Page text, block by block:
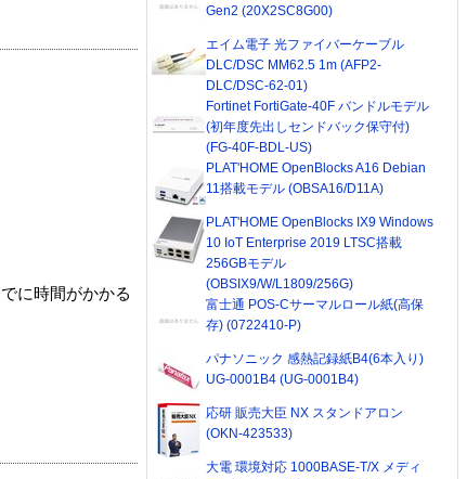
に時間がかかる
Gen2 (20X2SC8G00)
エイム電子 光ファイバーケーブル
DLC/DSC MM62.5 1m (AFP2-
DLC/DSC-62-01)
Fortinet FortiGate-40F バンドルモデル
(初年度先出しセンドバック保守付)
(FG-40F-BDL-US)
PLAT'HOME OpenBlocks A16 Debian
11搭載モデル (OBSA16/D11A)
PLAT'HOME OpenBlocks IX9 Windows
10 IoT Enterprise 2019 LTSC搭載
256GBモデル
(OBSIX9/W/L1809/256G)
富士通 POS-Cサーマルロール紙(高保
存) (0722410-P)
パナソニック 感熱記録紙B4(6本入り)
UG-0001B4 (UG-0001B4)
応研 販売大臣 NX スタンドアロン
(OKN-423533)
大電 環境対応 1000BASE-T/X メディ